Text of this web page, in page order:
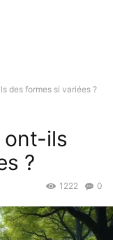
des formes si variées ?
ont-ils
?
0
1222